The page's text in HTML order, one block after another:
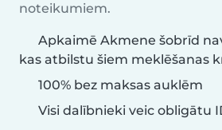
noteikumiem.
Apkaimē Akmene šobrīd
kas atbilstu šiem meklēšanas
100% bez maksas auklēm
Visi dalībnieki veic obligātu